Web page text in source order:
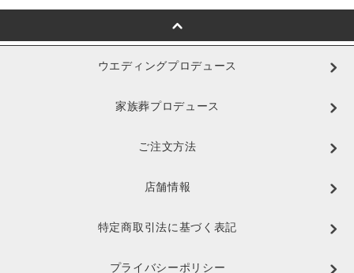
ウエディングプロデュース
家族葬プロデュース
ご注文方法
店舗情報
特定商取引法に基づく表記
プライバシーポリシー